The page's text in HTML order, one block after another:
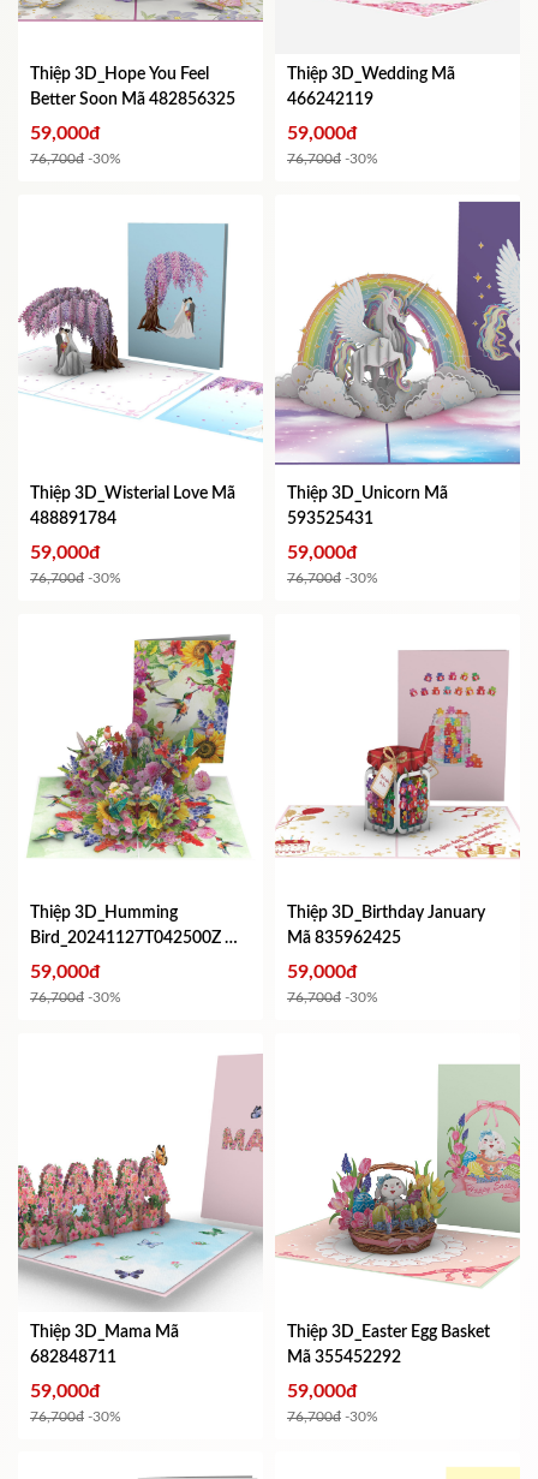
Thiệp 3D_Hope You Feel
Better Soon Mã 482856325
59,000đ
76,700đ -30%
Thiệp 3D_Wedding Mã
466242119
59,000đ
76,700đ -30%
Thiệp 3D_Wisterial Love Mã
488891784
59,000đ
76,700đ -30%
Thiệp 3D_Unicorn Mã
593525431
59,000đ
76,700đ -30%
Thiệp 3D_Humming
Bird_20241127T042500Z Mã
173964458
59,000đ
76,700đ -30%
Thiệp 3D_Birthday January
Mã 835962425
59,000đ
76,700đ -30%
Thiệp 3D_Mama Mã
682848711
59,000đ
76,700đ -30%
Thiệp 3D_Easter Egg Basket
Mã 355452292
59,000đ
76,700đ -30%